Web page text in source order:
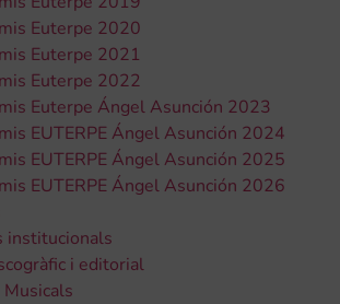
Euterpe 2020
Euterpe 2021
Euterpe 2022
Euterpe Ángel Asunción 2023
EUTERPE Ángel Asunción 2024
EUTERPE Ángel Asunción 2025
EUTERPE Ángel Asunción 2026
institucionals
i editorial